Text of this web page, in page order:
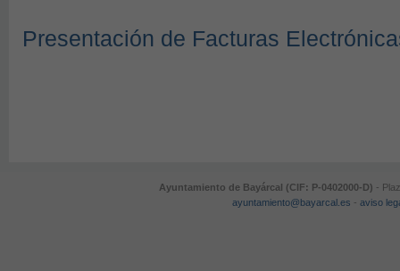
Presentación de Facturas
Ayuntamiento de Bayárcal (CIF: P-0402000-D) -
ayuntamiento@bayarcal.es -aviso